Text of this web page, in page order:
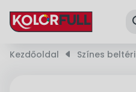
Kezdőoldal right_small Színes